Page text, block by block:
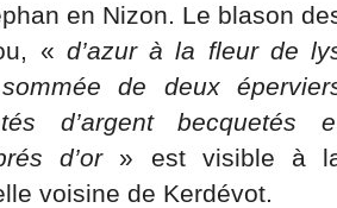
en Nizon. Le blason
« d’azur à la fleur de
sommée de deux
d’argent becquetés
d’or» est visible à
voisine de Kerdévot.